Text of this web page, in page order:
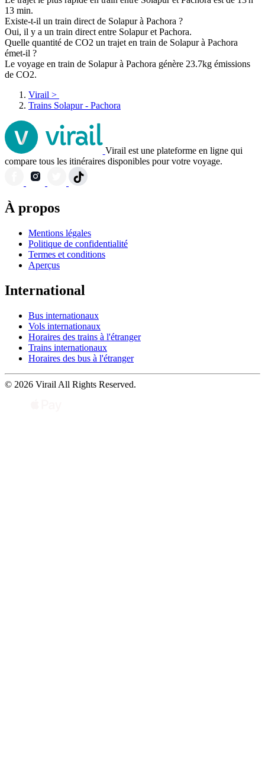
13 min.
Existe-t-il un train direct de Solapur à Pachora ?
Oui, il y a un train direct entre Solapur et Pachora.
Quelle quantité de CO2 un trajet en train de Solapur à Pachora
émet-il ?
Le voyage en train de Solapur à Pachora génère 23.7kg émissions
de CO2.
Virail >
Trains Solapur - Pachora
Virail est une plateforme en ligne qui
compare tous les itinéraires disponibles pour votre voyage.
À propos
Mentions légales
Politique de confidentialité
Termes et conditions
Aperçus
International
Bus internationaux
Vols internationaux
Horaires des trains à l'étranger
Trains internationaux
Horaires des bus à l'étranger
© 2026 Virail All Rights Reserved.